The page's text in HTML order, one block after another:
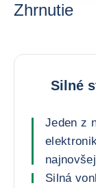
Zhrnutie
Silné
Jeden z
Silná